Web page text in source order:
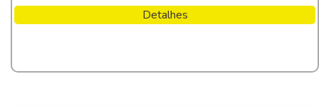
Detalhes